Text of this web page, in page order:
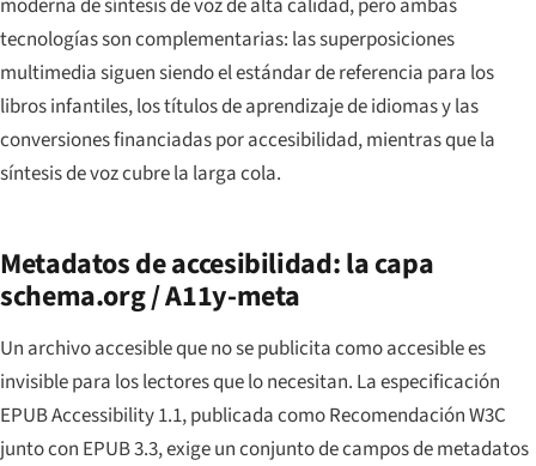
tecnologías son complementarias: las superposiciones
multimedia siguen siendo el estándar de referencia para los
libros infantiles, los títulos de aprendizaje de idiomas y las
conversiones financiadas por accesibilidad, mientras que la
síntesis de voz cubre la larga cola.
Metadatos de accesibilidad: la capa
schema.org / A11y-meta
Un archivo accesible que no se publicita como accesible es
invisible para los lectores que lo necesitan. La especificación
EPUB Accessibility 1.1, publicada como Recomendación W3C
junto con EPUB 3.3, exige un conjunto de campos de metadatos